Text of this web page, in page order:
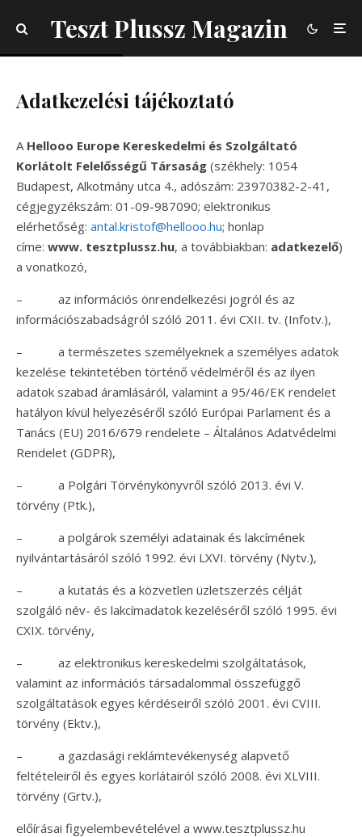
Teszt Plussz Magazin
Adatkezelési tájékoztató
A Hellooo Europe Kereskedelmi és Szolgáltató
Korlátolt Felelősségű Társaság (székhely: 1054
Budapest, Alkotmány utca 4., adószám: 23970382-2-41,
cégjegyzékszám: 01-09-987090; elektronikus
elérhetőség: antal.kristof@hellooo.hu; honlap
címe: www. tesztplussz.hu, a továbbiakban: adatkezelő)
a vonatkozó,
– az információs önrendelkezési jogról és az
információszabadságról szóló 2011. évi CXII. tv. (Infotv.),
– a természetes személyeknek a személyes adatok
kezelése tekintetében történő védelméről és az ilyen
adatok szabad áramlásáról, valamint a 95/46/EK rendelet
hatályon kívül helyezéséről szóló Európai Parlament és a
Tanács (EU) 2016/679 rendelete – Általános Adatvédelmi
Rendelet (GDPR),
– a Polgári Törvénykönyvről szóló 2013. évi V.
törvény (Ptk.),
– a polgárok személyi adatainak és lakcímének
nyilvántartásáról szóló 1992. évi LXVI. törvény (Nytv.),
– a kutatás és a közvetlen üzletszerzés célját
szolgáló név- és lakcímadatok kezeléséről szóló 1995. évi
CXIX. törvény,
– az elektronikus kereskedelmi szolgáltatások,
valamint az információs társadalommal összefüggő
szolgáltatások egyes kérdéseiről szóló 2001. évi CVIII.
törvény (Ektv.),
– a gazdasági reklámtevékenység alapvető
feltételeiről és egyes korlátairól szóló 2008. évi XLVIII.
törvény (Grtv.),
előírásai figyelembevételével a www.tesztplussz.hu